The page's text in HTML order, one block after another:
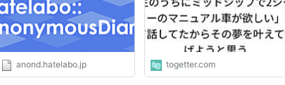
anond.hatelabo.jp
う
togetter.com